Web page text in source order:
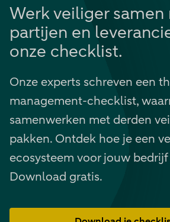
Werk veiliger
partijen en
onze checklist.
Onze experts schreven een
management-checklist,
samenwerken met derden
pakken. Ontdek hoe je een
ecosysteem voor jouw
Download gratis.